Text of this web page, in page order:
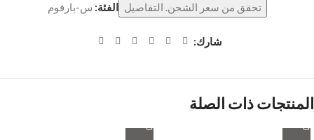
تحقق من سعر الشحن. التفاصيل الفئة: س-بارفوم
شارك:
المنتجات ذات الصلة